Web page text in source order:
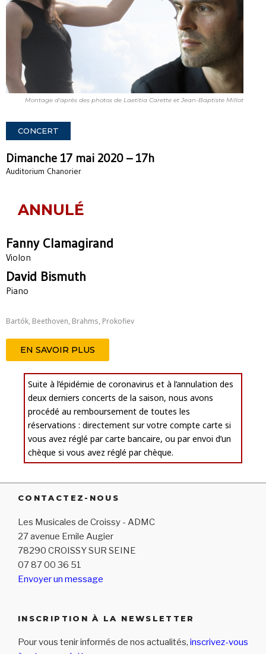
Montage d'après des photos de Laetitia Carette et Jean-Baptiste Millot
CONCERT
Dimanche 17 mai 2020 – 17h
Auditorium Chanorier
ANNULÉ
Fanny Clamagirand
Violon
David Bismuth
Piano
Bartók, Beethoven, Brahms, Prokofiev
EN SAVOIR PLUS
Suite à l’épidémie de coronavirus et à l’annulation des
deux derniers concerts de la saison, nous avons
procédé au remboursement de toutes les
réservations : directement sur votre compte carte si
vous avez réglé par carte bancaire, ou par envoi d’un
chèque si vous avez réglé par chèque.
CONTACTEZ-NOUS
Les Musicales de Croissy - ADMC
27 avenue Emile Augier
78290 CROISSY SUR SEINE
07 87 00 36 51
Envoyer un message
INSCRIPTION À LA NEWSLETTER
Pour vous tenir informés de nos actualités, inscrivez-vous